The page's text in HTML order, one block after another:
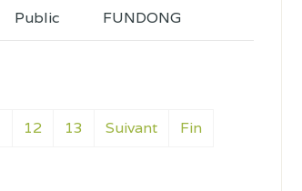
12 13 Suivant Fin
Public FUNDONG